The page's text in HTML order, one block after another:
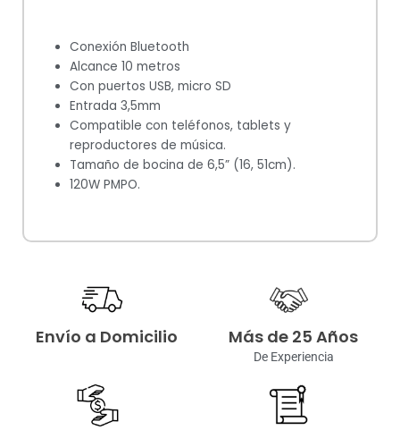
Conexión Bluetooth
Alcance 10 metros
Con puertos USB, micro SD
Entrada 3,5mm
Compatible con teléfonos, tablets y
reproductores de música.
Tamaño de bocina de 6,5” (16, 51cm).
120W PMPO.
Envío a Domicilio Más de 25 Años
De Experiencia